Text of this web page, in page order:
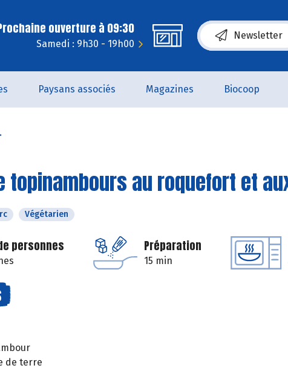
ouverture à 09:30
Samedi : 9h30 - 19h00
Newsletter
(s’ouvre dans une
Paysans associés Magazines Biocoop
topinambours au roquefort et
Végétarien
personnes Préparation
15 min
de terre